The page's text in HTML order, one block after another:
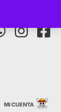
MI CUENTA